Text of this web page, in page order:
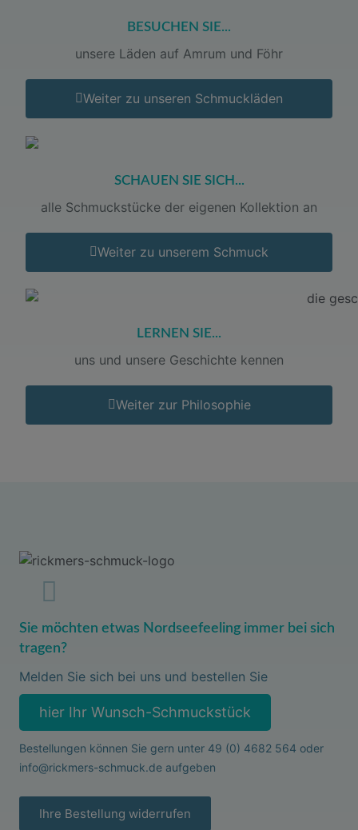
BESUCHEN SIE...
unsere Läden auf Amrum und Föhr
Weiter zu unseren Schmuckläden
SCHAUEN SIE SICH...
alle Schmuckstücke der eigenen Kollektion an
Weiter zu unserem Schmuck
LERNEN SIE...
uns und unsere Geschichte kennen
Weiter zur Philosophie
Sie möchten etwas Nordseefeeling immer bei sich
tragen?
Melden Sie sich bei uns und bestellen Sie
hier Ihr Wunsch-Schmuckstück
Bestellungen können Sie gern unter 49 (0) 4682 564 oder
info@rickmers-schmuck.deaufgeben
Ihre Bestellung widerrufen